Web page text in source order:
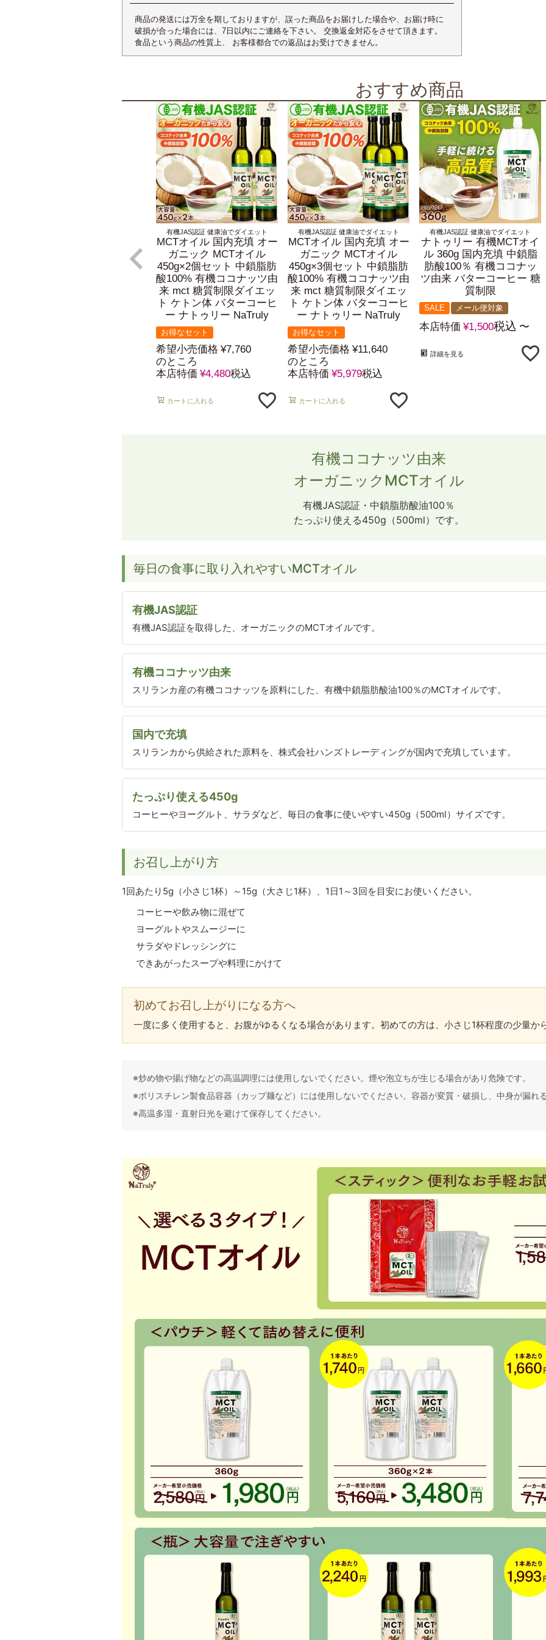
商品の発送には万全を期しておりますが、誤った商品をお届けした場合や、お届け時に
破損が合った場合には、7日以内にご連絡を下さい。 交換返金対応をさせて頂きます。
食品という商品の性質上、 お客様都合での返品はお受けできません。
おすすめ商品
有機JAS認証 健康油でダイエット
MCTオイル 国内充填 オー
ガニック MCTオイル
450g×2個セット 中鎖脂肪
酸100% 有機ココナッツ由
来 mct 糖質制限ダイエッ
ト ケトン体 バターコーヒ
ー ナトゥリー NaTruly
お得なセット
希望小売価格 ¥7,760
のところ
本店特価 ¥4,480税込
カートに入れる
有機JAS認証 健康油でダイエット
MCTオイル 国内充填 オー
ガニック MCTオイル
450g×3個セット 中鎖脂肪
酸100% 有機ココナッツ由
来 mct 糖質制限ダイエッ
ト ケトン体 バターコーヒ
ー ナトゥリー NaTruly
お得なセット
希望小売価格 ¥11,640
のところ
本店特価 ¥5,979税込
カートに入れる
有機JAS認証 健康油でダイエット
ナトゥリー 有機MCTオイ
ル 360g 国内充填 中鎖脂
肪酸100％ 有機ココナッ
ツ由来 バターコーヒー 糖
質制限
SALE メール便対象
本店特価 ¥1,500税込 〜
詳細を見る
有機ココナッツ由来
オーガニックMCTオイル
有機JAS認証・中鎖脂肪酸油100％
たっぷり使える450g（500ml）です。
毎日の食事に取り入れやすいMCTオイル
有機JAS認証
有機JAS認証を取得した、オーガニックのMCTオイルです。
有機ココナッツ由来
スリランカ産の有機ココナッツを原料にした、有機中鎖脂肪酸油100％のMCTオイルです。
国内で充填
スリランカから供給された原料を、株式会社ハンズトレーディングが国内で充填しています。
たっぷり使える450g
コーヒーやヨーグルト、サラダなど、毎日の食事に使いやすい450g（500ml）サイズです。
お召し上がり方
1回あたり5g（小さじ1杯）～15g（大さじ1杯）、1日1～3回を目安にお使いください。
コーヒーや飲み物に混ぜて
ヨーグルトやスムージーに
サラダやドレッシングに
できあがったスープや料理にかけて
初めてお召し上がりになる方へ
一度に多く使用すると、お腹がゆるくなる場合があります。初めての方は、小さじ1杯程度の少量か
※炒め物や揚げ物などの高温調理には使用しないでください。煙や泡立ちが生じる場合があり危険です。
※ポリスチレン製食品容器（カップ麺など）には使用しないでください。容器が変質・破損し、中身が漏れ
※高温多湿・直射日光を避けて保存してください。